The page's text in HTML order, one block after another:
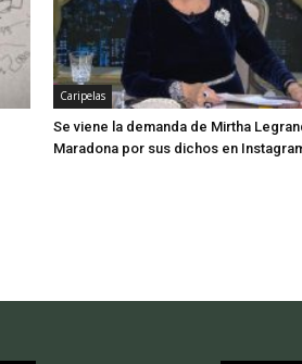
Caripelas
Se viene la demanda de Mirtha
Maradona por sus dichos en